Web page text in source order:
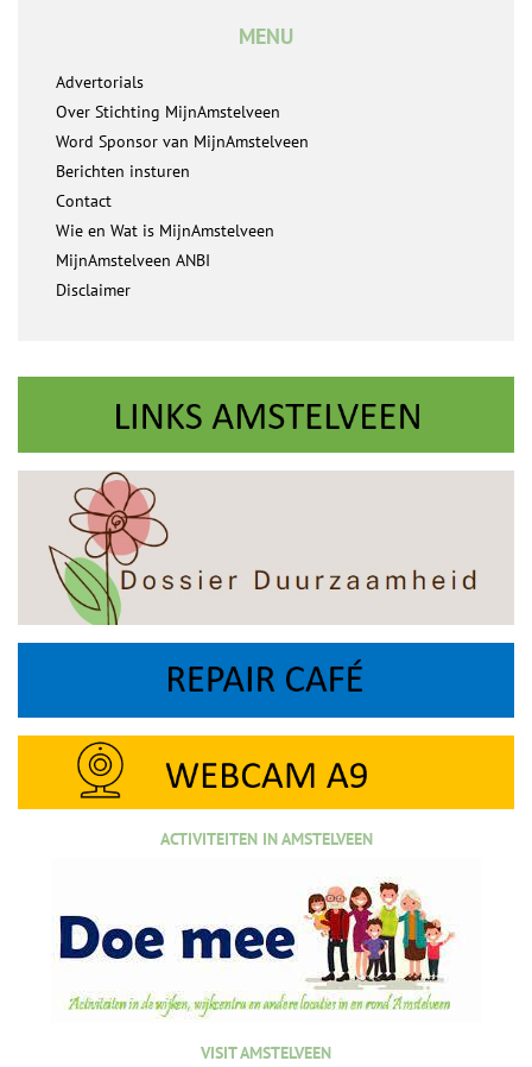
MENU
Advertorials
Over Stichting MijnAmstelveen
Word Sponsor van MijnAmstelveen
Berichten insturen
Contact
Wie en Wat is MijnAmstelveen
MijnAmstelveen ANBI
Disclaimer
ACTIVITEITEN IN AMSTELVEEN
VISIT AMSTELVEEN